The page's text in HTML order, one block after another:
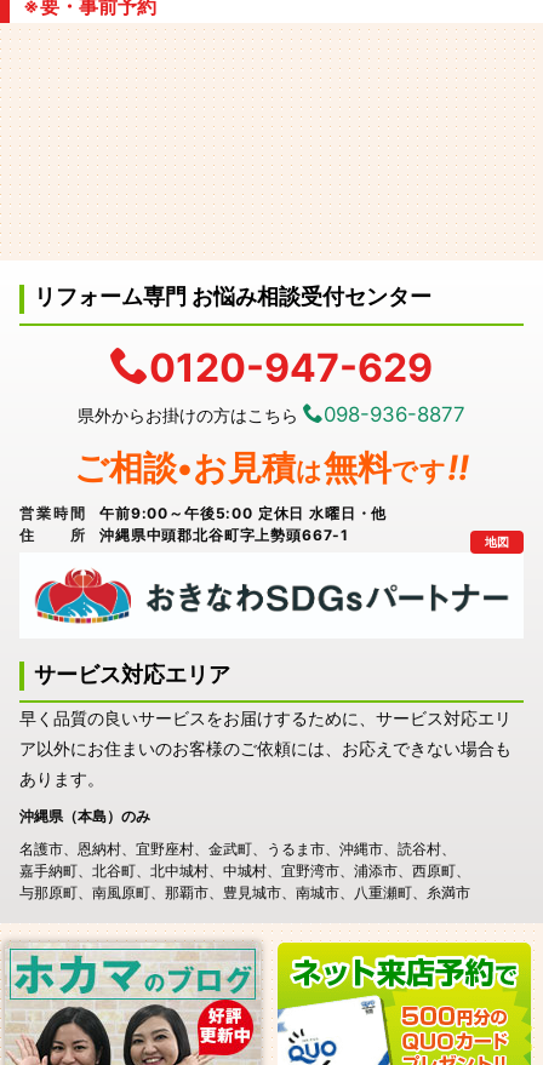
※要・事前予約
リフォーム専門 お悩み相談受付センター
0120-947-629
県外からお掛けの方はこちら 098-936-8877
ご相談•お見積は無料です!!
営業時間
午前9:00～午後5:00 定休日 水曜日・他
住所
沖縄県中頭郡北谷町字上勢頭667-1 地図
サービス対応エリア
早く品質の良いサービスをお届けするために、サービス対応エリ
ア以外にお住まいのお客様のご依頼には、お応えできない場合も
あります。
沖縄県（本島）のみ
名護市
恩納村 宜野座村 金武町 うるま市 沖縄市
読谷村
嘉手納町
北谷町 北中城村 中城村 宜野湾市 浦添市
西原町
与那原町
南風原町 那覇市 豊見城市 南城市 八重瀬町 糸満市